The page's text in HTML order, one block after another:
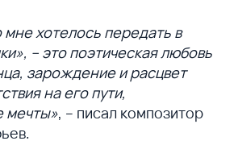
хотелось пеpедать в
– это поэтическая любовь
заpождение и pасцвет
на его пути,
мечты», – писал композитор